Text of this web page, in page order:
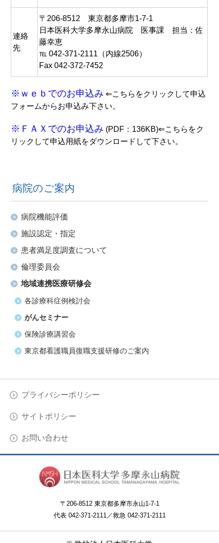
連絡
先
〒206-8512 東京都多摩市1-7-1
日本医科大学多摩永山病院 医事課 担当：佐
藤幸恵
℡ 042-371-2111（内線2506）
Fax 042-372-7452
※ ｗｅｂでのお申込み ⇐こちらをクリックして申込
フォームからお申込み下さい。
※ＦＡＸでのお申込み (PDF：136KB)⇐こちらをク
リックして申込用紙をダウンロードして下さい。
病院のご案内
病院機能評価
施設認定・指定
患者満足度調査について
倫理委員会
地域連携医療研修会
各診療科症例検討会
がんセミナー
保険診療講習会
東京都看護職員復職支援研修のご案内
プライバシーポリシー
サイトポリシー
お問い合わせ
〒 206-8512 東京都多摩市永山1-7-1
代表 042-371-2111 ／救急 042-371-2111